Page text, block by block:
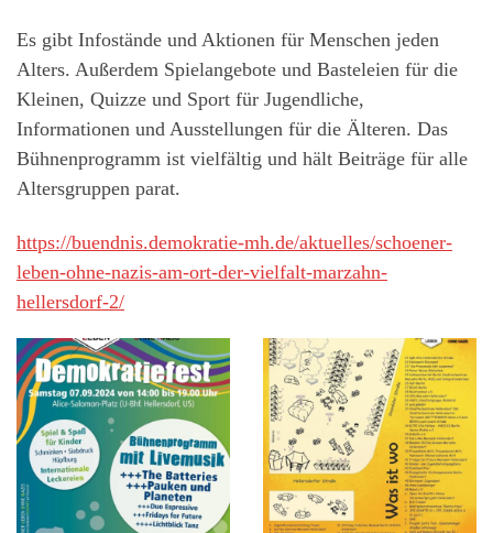
Es gibt Infostände und Aktionen für Menschen jeden
Alters. Außerdem Spielangebote und Basteleien für die
Kleinen, Quizze und Sport für Jugendliche,
Informationen und Ausstellungen für die Älteren. Das
Bühnenprogramm ist vielfältig und hält Beiträge für alle
Altersgruppen parat.
https://buendnis.demokratie-mh.de/aktuelles/schoener-
leben-ohne-nazis-am-ort-der-vielfalt-marzahn-
hellersdorf-2/